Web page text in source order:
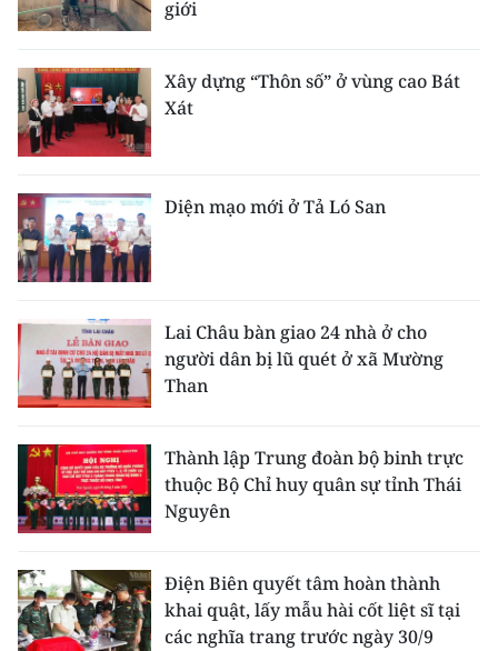
giới
Xây dựng “Thôn số” ở vùng cao Bát
Xát
Diện mạo mới ở Tả Ló San
Lai Châu bàn giao 24 nhà ở cho
người dân bị lũ quét ở xã Mường
Than
Thành lập Trung đoàn bộ binh trực
thuộc Bộ Chỉ huy quân sự tỉnh Thái
Nguyên
Điện Biên quyết tâm hoàn thành
khai quật, lấy mẫu hài cốt liệt sĩ tại
các nghĩa trang trước ngày 30/9